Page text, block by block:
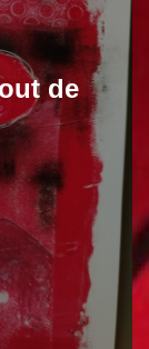
de